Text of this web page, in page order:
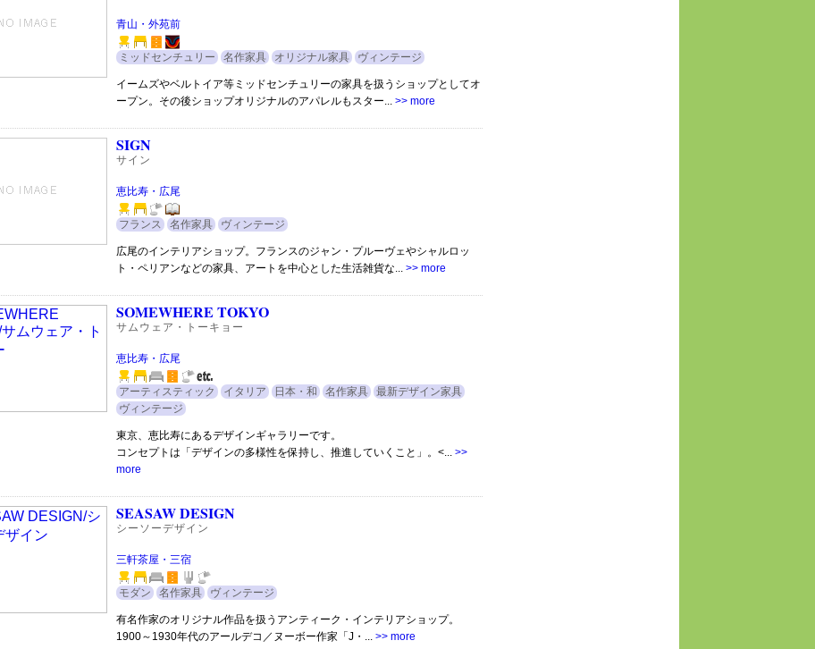
青山・外苑前
ミッドセンチュリー 名作家具 オリジナル家具 ヴィンテージ
イームズやベルトイア等ミッドセンチュリーの家具を扱うショップとしてオ
ープン。その後ショップオリジナルのアパレルもスター... >> more
SIGN
サイン
恵比寿・広尾
フランス 名作家具 ヴィンテージ
広尾のインテリアショップ。フランスのジャン・プルーヴェやシャルロッ
ト・ペリアンなどの家具、アートを中心とした生活雑貨な... >> more
SOMEWHERE TOKYO
サムウェア・トーキョー
恵比寿・広尾
アーティスティック イタリア 日本・和 名作家具
最新デザイン家具
ヴィンテージ
東京、恵比寿にあるデザインギャラリーです。
コンセプトは「デザインの多様性を保持し、推進していくこと」。<... >>
more
SEASAW DESIGN
シーソーデザイン
三軒茶屋・三宿
モダン 名作家具 ヴィンテージ
有名作家のオリジナル作品を扱うアンティーク・インテリアショップ。
1900～1930年代のアールデコ／ヌーボー作家「J・... >> more